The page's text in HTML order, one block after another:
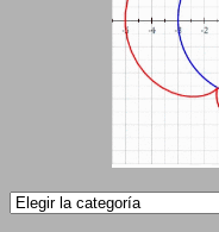
Categorías